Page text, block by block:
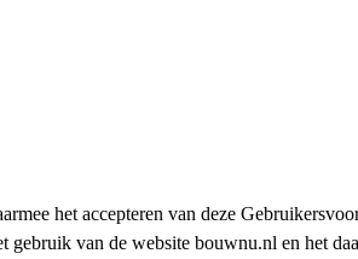
het accepteren van deze
van de website bouwnu.nl en het